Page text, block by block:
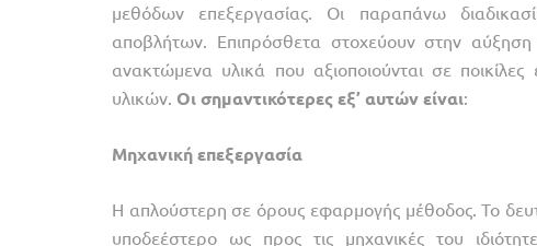
μεθόδων επεξεργασίας. Οι παραπάνω
αποβλήτων. Επιπρόσθετα στοχεύουν στην
ανακτώμενα υλικά που αξιοποιούνται σε
υλικών. Οισημαντικότερες εξ’αυτώνείναι:
Μηχανικήεπεξεργασία
Η απλούστερη σε όρους εφαρμογής μέθοδος. Το
υποδεέστερο ως προς τις μηχανικές του